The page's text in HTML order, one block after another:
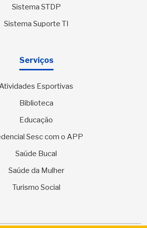
Sistema STDP
Sistema Suporte TI
Serviços
Esportivas
Biblioteca
Educação
Sesc com o APP
Saúde Bucal
Saúde da Mulher
Turismo Social